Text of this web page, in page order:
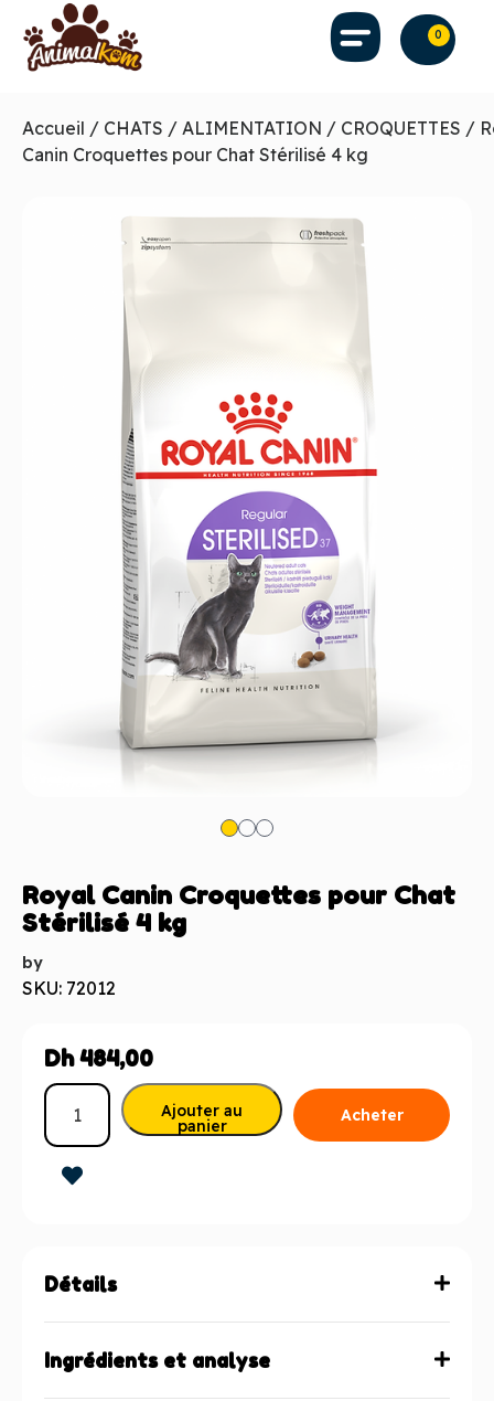
0
Accueil / CHATS / ALIMENTATION / CROQUETTES /
Canin Croquettes pour Chat Stérilisé 4 kg
Royal Canin Croquettes pour Chat
Stérilisé 4 kg
by
SKU: 72012
Dh484,00
Ajouter au
panier
Acheter
Détails
Ingrédients et analyse